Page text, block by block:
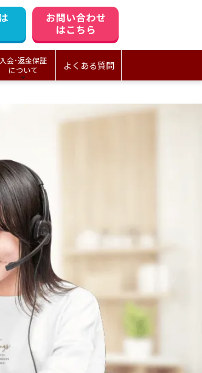
入会･返金保証
について
よくある質問